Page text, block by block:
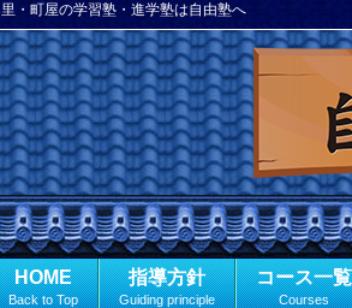
・町屋の学習塾・進学塾は自由塾へ
HOME
Back to Top
指導方針
Guiding principle
コース一覧
Courses